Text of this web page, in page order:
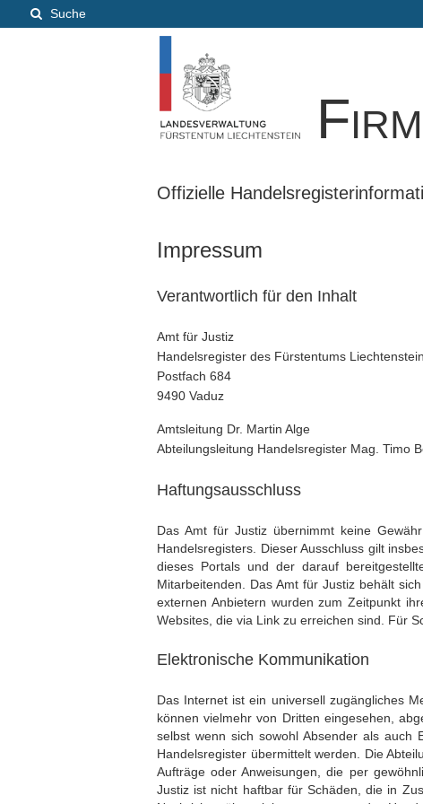
Suche
Offizielle
Impressum
Verantwortlich für den Inhalt
Amt für Justiz
Handelsregister des Fürstentums Liechtenstein
Postfach 684
9490 Vaduz
Amtsleitung Dr. Martin Alge
Abteilungsleitung Handelsregister Mag. Timo
Haftungsausschluss
Das Amt für Justiz übernimmt keine
Handelsregisters. Dieser Ausschluss gilt
dieses Portals und der darauf
Mitarbeitenden. Das Amt für Justiz behält
externen Anbietern wurden zum Zeitpunkt
Websites, die via Link zu erreichen sind. Für
Elektronische Kommunikation
Das Internet ist ein universell zugängliches
können vielmehr von Dritten eingesehen,
selbst wenn sich sowohl Absender als auch
Handelsregister übermittelt werden. Die
Aufträge oder Anweisungen, die per
Justiz ist nicht haftbar für Schäden, die in